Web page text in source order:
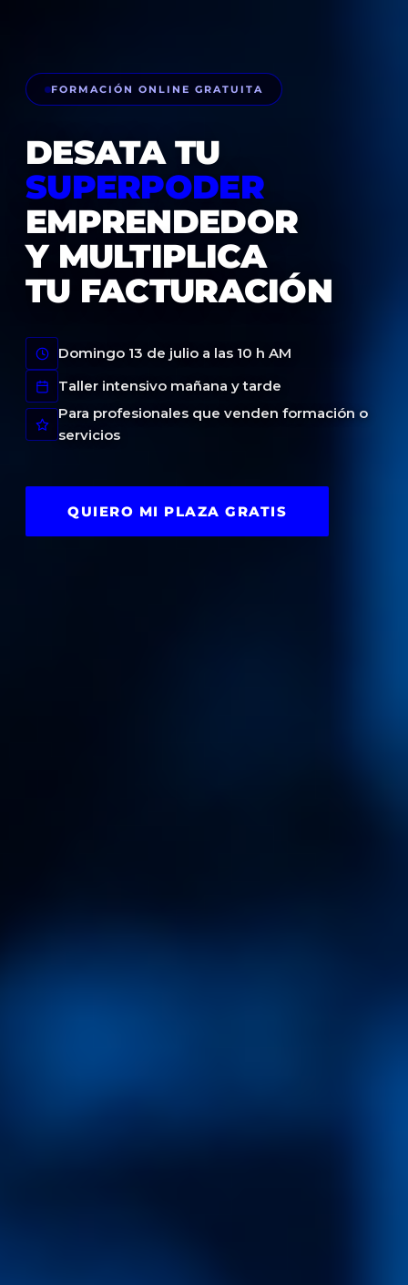
FORMACIÓN ONLINE GRATUITA
DESATA TU
SUPERPODER
EMPRENDEDOR
Y MULTIPLICA
TU FACTURACIÓN
Domingo 13 de julio a las 10 h AM
Taller intensivo mañana y tarde
Para profesionales que venden formación o
servicios
QUIERO MI PLAZA GRATIS